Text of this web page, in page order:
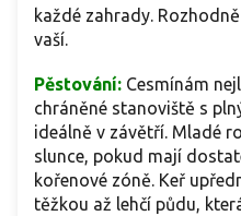
každé zahrady.
vaší.
Pěstování: Cesmínám
chráněné stanoviště s
ideálně v závětří. Mladé
slunce, pokud mají
kořenové zóně. Keř
těžkou až lehčí půdu,